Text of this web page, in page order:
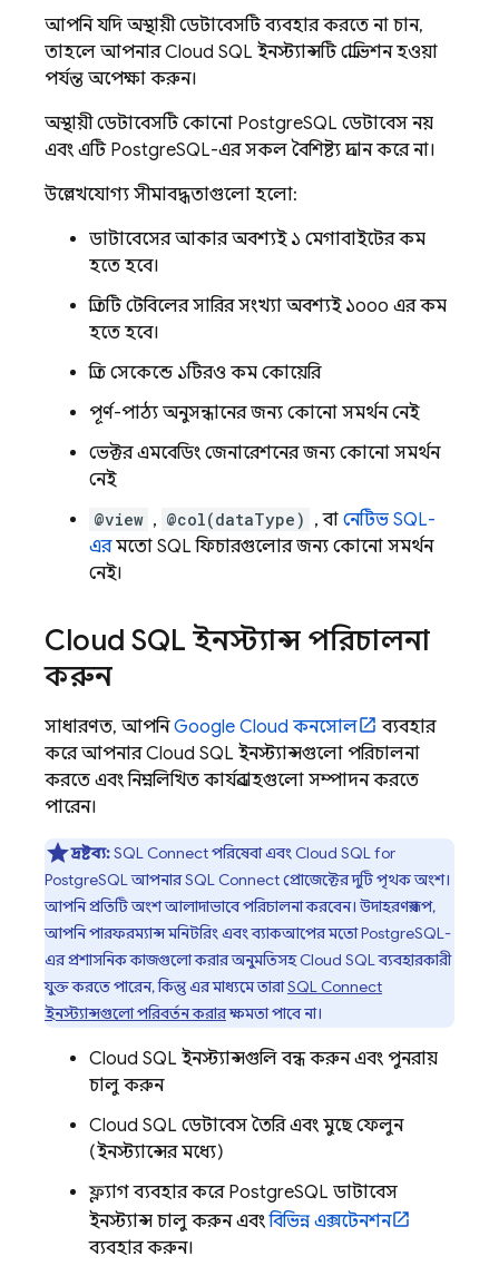
আপনি যদি অস্থায়ী ডেটাবেসটি ব্যবহার করতে না চান,
তাহলে আপনারCloud SQL ইনস্ট্যান্সটি প্রোভিশন হওয়া
পর্যন্ত অপেক্ষা করুন।
অস্থায়ী ডেটাবেসটি কোনো PostgreSQL ডেটাবেস নয়
এবং এটি PostgreSQL-এর সকল বৈশিষ্ট্য প্রদান করে না।
উল্লেখযোগ্য সীমাবদ্ধতাগুলো হলো:
ডাটাবেসের আকার অবশ্যই ১ মেগাবাইটের কম
হতে হবে।
প্রতিটি টেবিলের সারির সংখ্যা অবশ্যই ১০০০ এর কম
হতে হবে।
প্রতি সেকেন্ডে ১টিরও কম কোয়েরি
পূর্ণ-পাঠ্য অনুসন্ধানের জন্য কোনো সমর্থন নেই
ভেক্টর এমবেডিং জেনারেশনের জন্য কোনো সমর্থন
নেই
@view , @col(dataType) , বা নেটিভ SQL-
এরমতো SQL ফিচারগুলোর জন্য কোনো সমর্থন
নেই।
Cloud SQL ইনস্ট্যান্স পরিচালনা
করুন
সাধারণত, আপনিGoogle Cloud কনসোল
ব্যবহার
করে আপনারCloud SQL ইনস্ট্যান্সগুলো পরিচালনা
করতে এবং নিম্নলিখিত কার্যপ্রবাহগুলো সম্পাদন করতে
পারেন।
দ্রষ্টব্য:SQL Connectপরিষেবা এবং Cloud SQLfor
PostgreSQL আপনারSQL Connectপ্রোজেক্টের দুটি পৃথক অংশ।
আপনি প্রতিটি অংশ আলাদাভাবে পরিচালনা করবেন। উদাহরণস্বরূপ,
আপনি পারফরম্যান্স মনিটরিং এবং ব্যাকআপের মতো PostgreSQL-
এর প্রশাসনিক কাজগুলো করার অনুমতিসহCloud SQLব্যবহারকারী
যুক্ত করতে পারেন, কিন্তু এর মাধ্যমে তারাSQL Connect
ইনস্ট্যান্সগুলো পরিবর্তন করারক্ষমতা পাবে না।
Cloud SQL ইনস্ট্যান্সগুলি বন্ধ করুন এবং পুনরায়
চালু করুন
Cloud SQL ডেটাবেস তৈরি এবং মুছে ফেলুন
(ইনস্ট্যান্সের মধ্যে)
ফ্ল্যাগ ব্যবহার করে PostgreSQL ডাটাবেস
ইনস্ট্যান্স চালু করুন এবংবিভিন্ন এক্সটেনশন
ব্যবহার করুন।